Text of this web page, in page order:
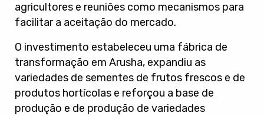
agricultores e reuniões como mecanismos para
facilitar a aceitação do mercado.
O investimento estabeleceu uma fábrica de
transformação em Arusha, expandiu as
variedades de sementes de frutos frescos e de
produtos hortícolas e reforçou a base de
produção e de produção de variedades